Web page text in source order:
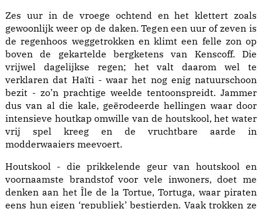
Zes uur in de vroege ochtend en het klettert zoals
gewoonlijk weer op de daken. Tegen een uur of zeven is
de regenhoos weggetrokken en klimt een felle zon op
boven de gekartelde bergketens van Kenscoff. Die
vrijwel dagelijkse regen; het valt daarom wel te
verklaren dat Haïti - waar het nog enig natuurschoon
bezit - zo’n prachtige weelde tentoonspreidt. Jammer
dus van al die kale, geërodeerde hellingen waar door
intensieve houtkap omwille van de houtskool, het water
vrij spel kreeg en de vruchtbare aarde in
modderwaaiers meevoert.
Houtskool - die prikkelende geur van houtskool en
voornaamste brandstof voor vele inwoners, doet me
denken aan het Île de la Tortue, Tortuga, waar piraten
eens hun eigen ‘republiek’ bestierden. Vaak trokken ze